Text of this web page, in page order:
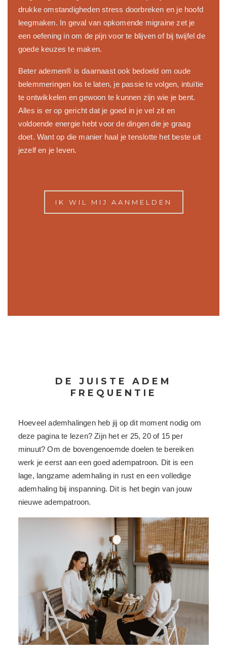
drukke omstandigheden stress doorbreken en je hoofd
leegmaken. In geval van opkomende migraine zet je
een oefening in om de pijn voor te blijven of bij twijfel de
goede keuzes te maken.
Beter ademen® is daarnaast ook bedoeld om oude
belemmeringen los te laten, je passie te volgen, intuïtie
te ontwikkelen en gewoon te kunnen zijn wie je bent.
Alles is er op gericht dat je goed in je vel zit en
voldoende energie hebt voor de dingen die je graag
doet. Want op die manier haal je tenslotte het beste uit
jezelf en je leven.
IK WIL MIJ AANMELDEN
DE JUISTE ADEM
FREQUENTIE
Hoeveel ademhalingen heb jij op dit moment nodig om
deze pagina te lezen? Zijn het er 25, 20 of 15 per
minuut? Om de bovengenoemde doelen te bereiken
werk je eerst aan een goed adempatroon. Dit is een
lage, langzame ademhaling in rust en een volledige
ademhaling bij inspanning. Dit is het begin van jouw
nieuwe adempatroon.